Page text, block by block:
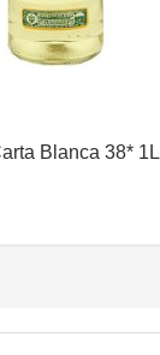
Blanca 38* 1L